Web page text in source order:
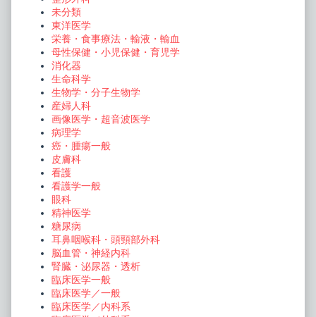
未分類
東洋医学
栄養・食事療法・輸液・輸血
母性保健・小児保健・育児学
消化器
生命科学
生物学・分子生物学
産婦人科
画像医学・超音波医学
病理学
癌・腫瘍一般
皮膚科
看護
看護学一般
眼科
精神医学
糖尿病
耳鼻咽喉科・頭頸部外科
脳血管・神経内科
腎臓・泌尿器・透析
臨床医学一般
臨床医学／一般
臨床医学／内科系